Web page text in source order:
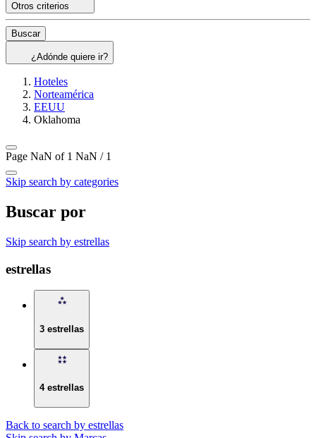
Otros criterios
Buscar
¿Adónde quiere ir?
Hoteles
Norteamérica
EEUU
Oklahoma
Page NaN of 1 NaN / 1
Skip search by categories
Buscar por
Skip search by estrellas
estrellas
3 estrellas
4 estrellas
Back to search by estrellas